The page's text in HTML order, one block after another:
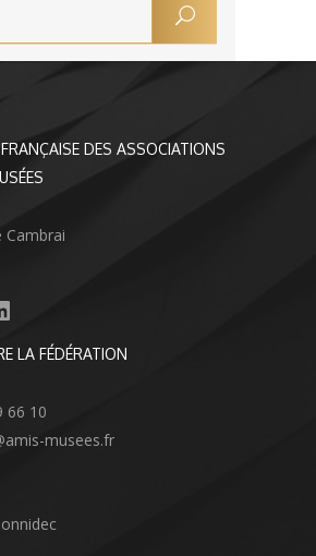
DES ASSOCIATIONS
Cambrai
LA FÉDÉRATION
66 10
musees.fr